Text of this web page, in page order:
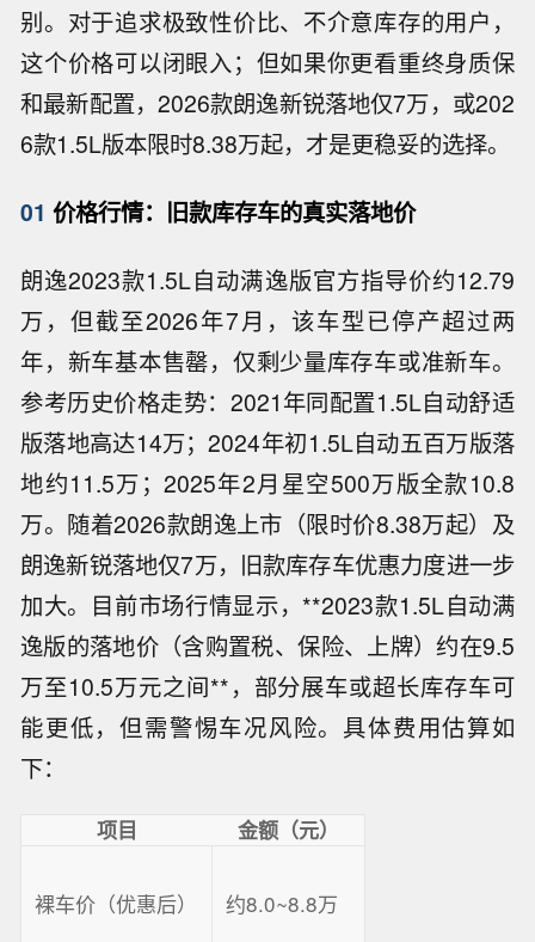
别。对于追求极致性价比、不介意库存的用户，
这个价格可以闭眼入；但如果你更看重终身质保
和最新配置，2026款朗逸新锐落地仅7万，或202
6款1.5L版本限时8.38万起，才是更稳妥的选择。
01 价格行情：旧款库存车的真实落地价
朗逸2023款1.5L自动满逸版官方指导价约12.79
万，但截至2026年7月，该车型已停产超过两
年，新车基本售罄，仅剩少量库存车或准新车。
参考历史价格走势：2021年同配置1.5L自动舒适
版落地高达14万；2024年初1.5L自动五百万版落
地约11.5万；2025年2月星空500万版全款10.8
万。随着2026款朗逸上市（限时价8.38万起）及
朗逸新锐落地仅7万，旧款库存车优惠力度进一步
加大。目前市场行情显示，**2023款1.5L自动满
逸版的落地价（含购置税、保险、上牌）约在9.5
万至10.5万元之间**，部分展车或超长库存车可
能更低，但需警惕车况风险。具体费用估算如
下：
项目 金额（元）
裸车价（优惠后） 约8.0~8.8万